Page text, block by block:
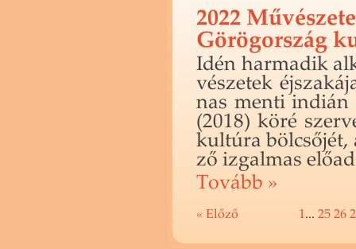
2022
Görögország
Idén har­ma­dik
vé­sze­tek
nas menti in­di­án
(2018) köré
kul­tú­ra
ző iz­gal­mas
To­vább »
« Előző 1... 25 26